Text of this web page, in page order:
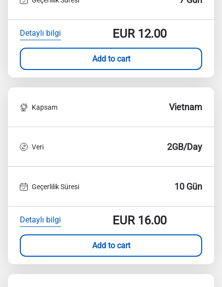
Detaylı bilgi EUR12.00
Add to cart
Kapsam Vietnam
Veri 2GB/Day
Geçerlilik Süresi 10 Gün
Detaylı bilgi EUR16.00
Add to cart